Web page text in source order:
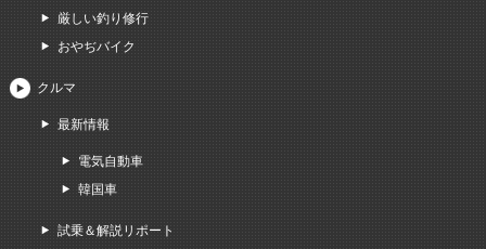
厳しい釣り修行
おやぢバイク
クルマ
最新情報
電気自動車
韓国車
試乗＆解説リポート